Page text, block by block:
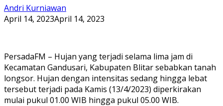
Andri Kurniawan
April 14, 2023April 14, 2023
PersadaFM – Hujan yang terjadi selama lima jam di
Kecamatan Gandusari, Kabupaten Blitar sebabkan tanah
longsor. Hujan dengan intensitas sedang hingga lebat
tersebut terjadi pada Kamis (13/4/2023) diperkirakan
mulai pukul 01.00 WIB hingga pukul 05.00 WIB.